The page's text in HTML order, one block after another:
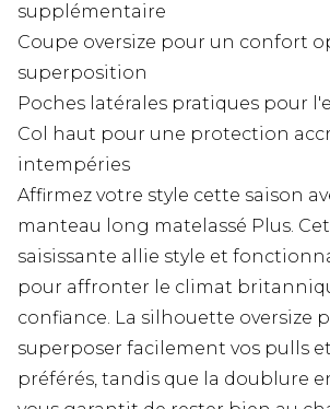
supplémentaire
Coupe oversize pour un confort
superposition
Poches latérales pratiques pour
Col haut pour une protection
intempéries
Affirmez votre style cette saison
manteau long matelassé Plus.
saisissante allie style et
pour affronter le climat
confiance. La silhouette oversize
superposer facilement vos pulls
préférés, tandis que la doublure